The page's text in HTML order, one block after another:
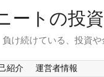
ートの投
け続けている、投資
紹介 運営者情報